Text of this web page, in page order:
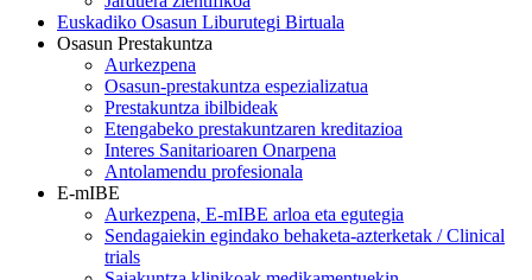
Euskadiko Osasun Liburutegi Birtuala
Osasun Prestakuntza
Aurkezpena
Osasun-prestakuntza espezializatua
Prestakuntza ibilbideak
Etengabeko prestakuntzaren kreditazioa
Interes Sanitarioaren Onarpena
Antolamendu profesionala
E-mIBE
Aurkezpena, E-mIBE arloa eta egutegia
Sendagaiekin egindako behaketa-azterketak / Clinical
trials